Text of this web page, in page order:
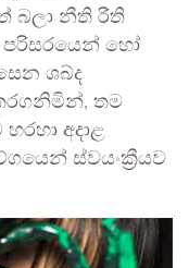
බලා නීති රීති
පරිසරයෙන් හෝ
ශබ්ද
තම
අදාළ
ස්වයංක්‍රීයව